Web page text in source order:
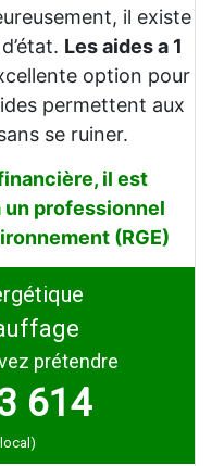
il existe
Les aides a 1
option pour
permettent aux
se ruiner.
il est
un professionnel
(RGE)
prétendre
614